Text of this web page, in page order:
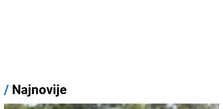
/ Najnovije